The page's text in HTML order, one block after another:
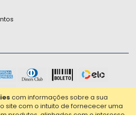
com informações sobre a sua
site com o intuito de fornececer uma